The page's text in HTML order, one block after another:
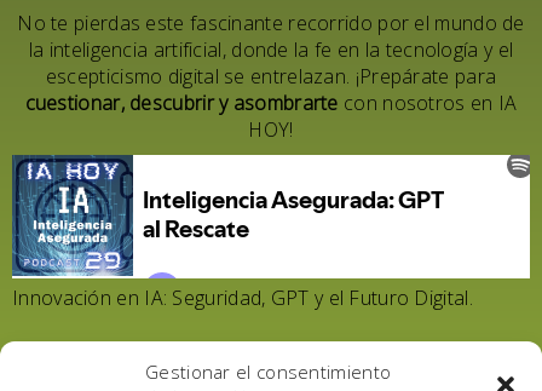
Gestionar el consentimiento
No te pierdas este fascinante recorrido por el mundo de
la inteligencia artificial, donde la fe en la tecnología y el
escepticismo digital se entrelazan. ¡Prepárate para
cuestionar, descubrir y asombrarte con nosotros en IA
HOY!
Innovación en IA: Seguridad, GPT y el Futuro Digital.
Table of Contents